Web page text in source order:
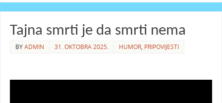
Tajna smrti je da smrti nema
BYADMIN 31. OKTOBRA 2025. HUMOR, PRIPOVIJESTI